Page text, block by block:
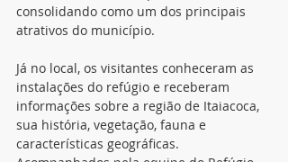
consolidando como um dos principais
atrativos do município.
Já no local, os visitantes conheceram as
instalações do refúgio e receberam
informações sobre a região de Itaiacoca,
sua história, vegetação, fauna e
características geográficas.